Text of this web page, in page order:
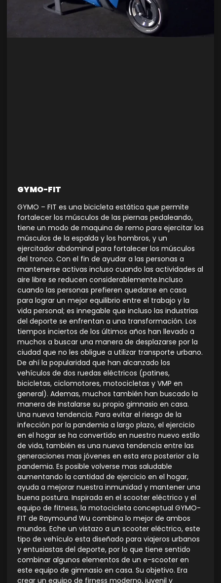
GYMO-FIT
GYMO – FIT es una bicicleta estática que permite
fortalecer los músculos de las piernas pedaleando,
tiene un modo de maquina de remo para ejercitar los
músculos de la espalda y los hombros, y un
ejercitador abdominal para fortalecer los músculos
del tronco. Con el fin de ayudar a las personas a
mantenerse activas incluso cuando las actividades al
aire libre se reducen considerablemente.Incluso
cuando las personas prefieren quedarse en casa
para lograr un mejor equilibrio entre el trabajo y la
vida personal; es innegable que incluso las industrias
del deporte se enfrentan a una transformación. Los
tiempos inciertos de los últimos años han llevado a
muchos a buscar una manera de desplazarse por la
ciudad que no les obligue a utilizar transporte urbano.
De ahí la popularidad que han alcanzado los
vehículos de dos ruedas eléctricos (patines,
bicicletas, ciclomotores, motocicletas y VMP en
general). Ademas, muchos también han buscado la
manera de instalarse su propio gimnasio en casa.
Una nueva tendencia. Para evitar el riesgo de la
infección por la pandemia a largo plazo, el ejercicio
en el hogar se ha convertido en nuestro nuevo estilo
de vida, también es una nueva tendencia entre las
generaciones mas jóvenes en esta era posterior a la
pandemia. Es posible volverse mas saludable
aumentando la cantidad de ejercicio en el hogar,
ayuda a mejorar nuestra inmunidad y mantener una
buena postura. Inspirada en el scooter eléctrico y el
equipo de fitness, la motocicleta conceptual GYMO-
FIT de Raymound Wu combina lo mejor de ambos
mundos. Eche un vistazo a un scooter eléctrico, este
tipo de vehículo esta diseñado para viajeros urbanos
y entusiastas del deporte, por lo que tiene sentido
combinar algunos elementos de un e-scooter en
este equipo de gimnasio en casa. Su objetivo. Era
crear un equipo de firness moderno, juvenil y